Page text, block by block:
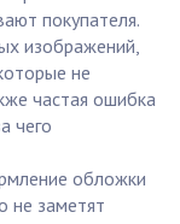
покупателя.
изображений,
не
частая ошибка
чего
обложки
не заметят